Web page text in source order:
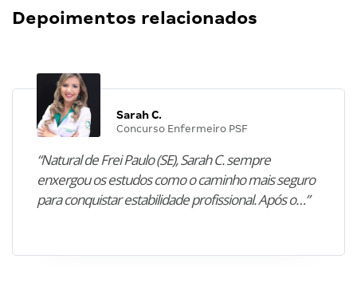
Depoimentos relacionados
Sarah C.
Concurso Enfermeiro PSF
“Natural de Frei Paulo (SE), Sarah C. sempre
enxergou os estudos como o caminho mais seguro
para conquistar estabilidade profissional. Após o…”